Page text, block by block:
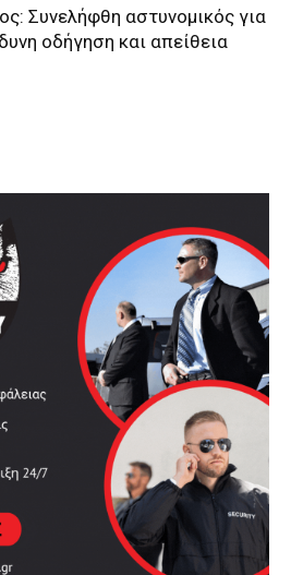
Συνελήφθη αστυνομικός για
οδήγηση και απείθεια